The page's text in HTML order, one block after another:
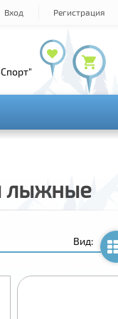
Вход Регистрация
+7
+7 (495)
лыжные
Вид: